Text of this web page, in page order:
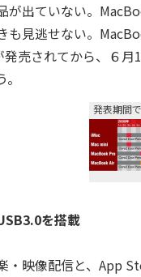
が出ていない。
も見逃せない。
売されてから、６
発表期間
を搭載
映像配信と、App